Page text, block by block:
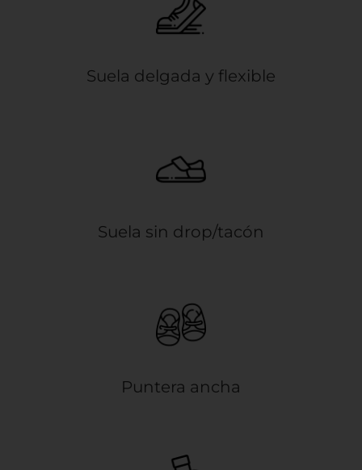
Suela delgada y flexible
Suela sin drop/tacón
Puntera ancha